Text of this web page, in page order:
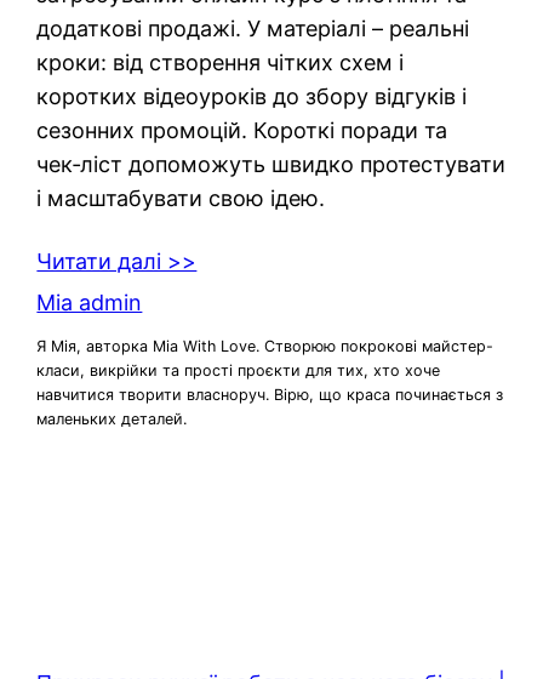
додаткові продажі. У матеріалі – реальні
кроки: від створення чітких схем і
коротких відеоуроків до збору відгуків і
сезонних промоцій. Короткі поради та
чек‑ліст допоможуть швидко протестувати
і масштабувати свою ідею.
Читати далі >>
Mia admin
Я Мія, авторка Mia With Love. Створюю покрокові майстер-
класи, викрійки та прості проєкти для тих, хто хоче
навчитися творити власноруч. Вірю, що краса починається з
маленьких деталей.